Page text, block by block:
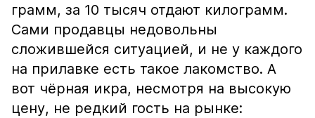
грамм, за 10 тысяч отдают килограмм.
Сами продавцы недовольны
сложившейся ситуацией, и не у каждого
на прилавке есть такое лакомство. А
вот чёрная икра, несмотря на высокую
цену, не редкий гость на рынке: